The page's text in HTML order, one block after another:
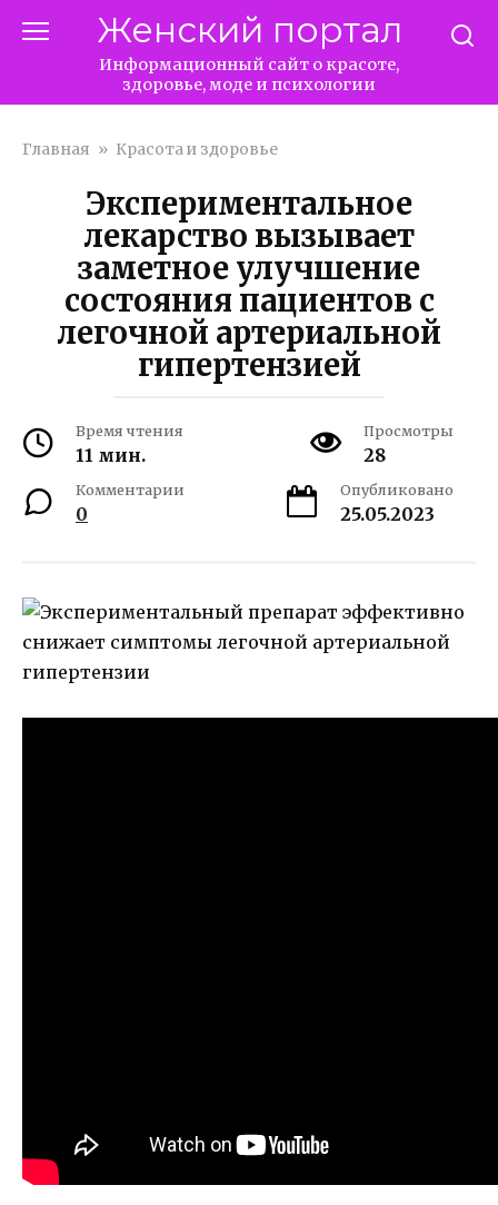
Женский портал
Информационный сайт о красоте,
здоровье, моде и психологии
Главная » Красота и здоровье
Экспериментальное
лекарство вызывает
заметное улучшение
состояния пациентов с
легочной артериальной
гипертензией
Время чтения
11 мин.
Просмотры
28
Комментарии
0
Опубликовано
25.05.2023